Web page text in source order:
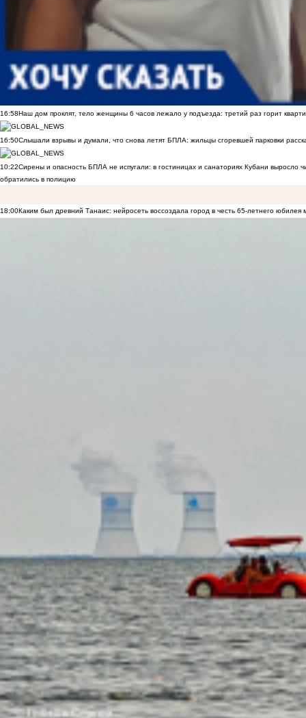
16:58Наш дом проклят, тело женщины 6 часов лежало у подъезда: третий раз горит
16:50Слышали взрывы и думали, что снова летят БПЛА: жильцы сгоревшей парковки
10:22Сирены и опасность БПЛА не испугали: в гостиницах и санаториях Кубани выросло
обратились в полицию
18:00Каким был древний Танаис: нейросеть воссоздала город в честь 65-летнего юбилея